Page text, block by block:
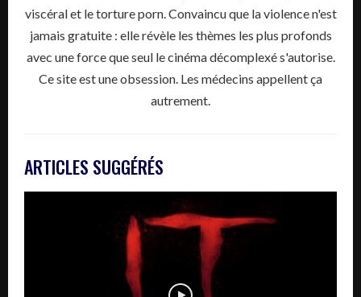
viscéral et le torture porn. Convaincu que la violence n'est
jamais gratuite : elle révèle les thèmes les plus profonds
avec une force que seul le cinéma décomplexé s'autorise.
Ce site est une obsession. Les médecins appellent ça
autrement.
ARTICLES SUGGÉRÉS